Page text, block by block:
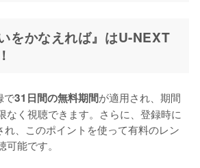
をかなえれば』はU-NEXT
で31日間の無料期間が適用され、期間
なく視聴できます。さらに、登録時に
、このポイントを使って有料のレン
能です。